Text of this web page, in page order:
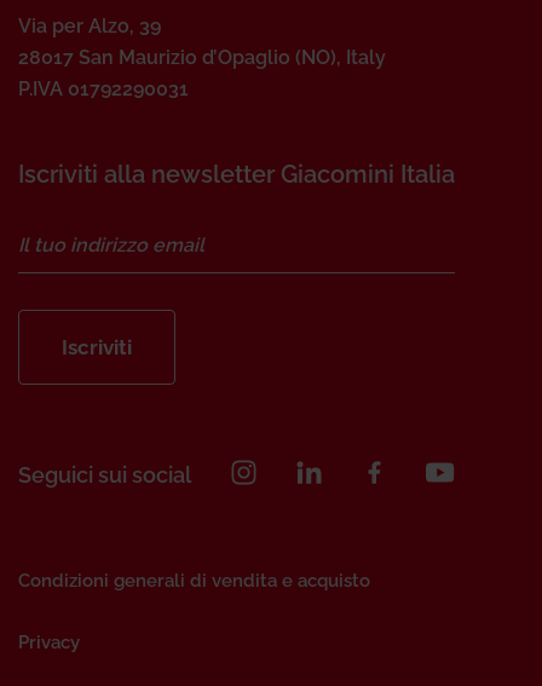
Via per Alzo, 39
28017 San Maurizio d’Opaglio (NO), Italy
P.IVA 01792290031
Iscriviti alla newsletter Giacomini Italia
Iscriviti
Seguici sui social
Condizioni generali di vendita e acquisto
Privacy